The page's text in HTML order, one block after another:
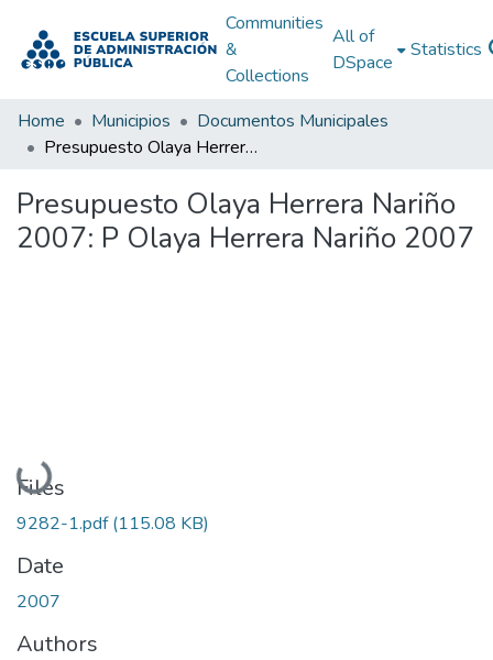
Communities
&
Collections
All of
DSpace
Statistics
Home Municipios
Documentos Municipales
Presupuesto Olaya Herrera Nariño 2007: P Olaya Herrera Nariño 2007
Presupuesto Olaya Herrera Nariño
2007: P Olaya Herrera Nariño 2007
Loading...
Files
9282-1.pdf(115.08 KB)
Date
2007
Authors